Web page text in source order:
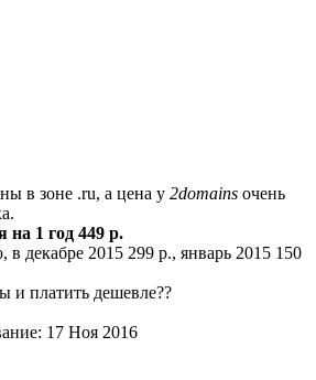
в зоне .ru, а цена у 2domains очень
на 1 год 449 р.
в декабре 2015 299 р., январь 2015 150
и платить дешевле??
17 Ноя 2016